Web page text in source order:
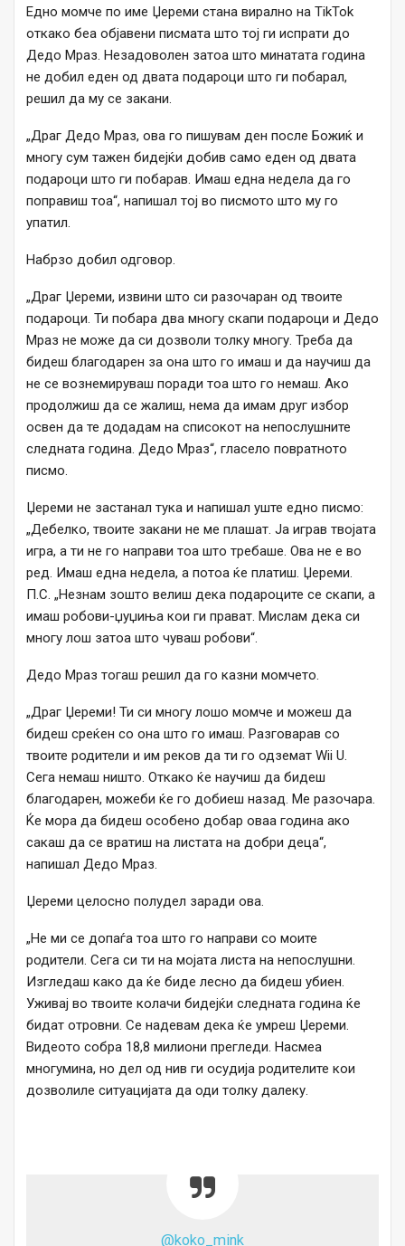
Едно момче по име Џереми стана вирално на TikTok
откако беа објавени писмата што тој ги испрати до
Дедо Мраз. Незадоволен затоа што минатата година
не добил еден од двата подароци што ги побарал,
решил да му се закани.
„Драг Дедо Мраз, ова го пишувам ден после Божиќ и
многу сум тажен бидејќи добив само еден од двата
подароци што ги побарав. Имаш една недела да го
поправиш тоа“, напишал тој во писмото што му го
упатил.
Набрзо добил одговор.
„Драг Џереми, извини што си разочаран од твоите
подароци. Ти побара два многу скапи подароци и Дедо
Мраз не може да си дозволи толку многу. Треба да
бидеш благодарен за она што го имаш и да научиш да
не се вознемируваш поради тоа што го немаш. Ако
продолжиш да се жалиш, нема да имам друг избор
освен да те додадам на списокот на непослушните
следната година. Дедо Мраз“, гласело повратното
писмо.
Џереми не застанал тука и напишал уште едно писмо:
„Дебелко, твоите закани не ме плашат. Ја играв твојата
игра, а ти не го направи тоа што требаше. Ова не е во
ред. Имаш една недела, а потоа ќе платиш. Џереми.
П.С. „Незнам зошто велиш дека подароците се скапи, а
имаш робови-џуџиња кои ги прават. Мислам дека си
многу лош затоа што чуваш робови“.
Дедо Мраз тогаш решил да го казни момчето.
„Драг Џереми! Ти си многу лошо момче и можеш да
бидеш среќен со она што го имаш. Разговарав со
твоите родители и им реков да ти го одземат Wii U.
Сега немаш ништо. Откако ќе научиш да бидеш
благодарен, можеби ќе го добиеш назад. Ме разочара.
Ќе мора да бидеш особено добар оваа година ако
сакаш да се вратиш на листата на добри деца“,
напишал Дедо Мраз.
Џереми целосно полудел заради ова.
„Не ми се допаѓа тоа што го направи со моите
родители. Сега си ти на мојата листа на непослушни.
Изгледаш како да ќе биде лесно да бидеш убиен.
Уживај во твоите колачи бидејќи следната година ќе
бидат отровни. Се надевам дека ќе умреш Џереми.
Видеото собра 18,8 милиони прегледи. Насмеа
многумина, но дел од нив ги осудија родителите кои
дозволиле ситуацијата да оди толку далеку.
@koko_mink